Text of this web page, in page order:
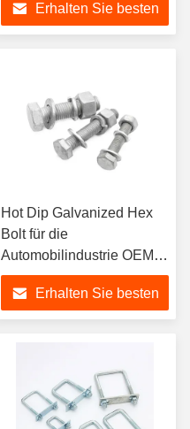
A574
Erhalten Sie besten
Hot Dip Galvanized Hex
Bolt für die
Automobilindustrie OEM
ODM Hex Head Bolt und
Nuss
Erhalten Sie besten